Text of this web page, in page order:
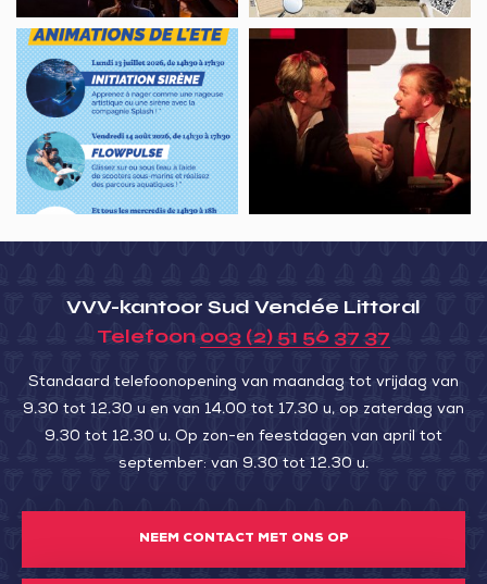
Denis
Payré
Structures
gonflables
à
Port’Océane
Théâtre,
dîner
VVV-kantoor Sud Vendée Littoral
Telefoon 003 (2) 51 56 37 37
Standaard telefoonopening van maandag tot vrijdag van
9.30 tot 12.30 u en van 14.00 tot 17.30 u, op zaterdag van
9.30 tot 12.30 u. Op zon-en feestdagen van april tot
september: van 9.30 tot 12.30 u.
NEEM CONTACT MET ONS OP